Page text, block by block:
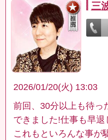
三
2026/01/20(火) 13:03
前回、30分以上も待っ
できました!仕事も早
これもといろんな事が